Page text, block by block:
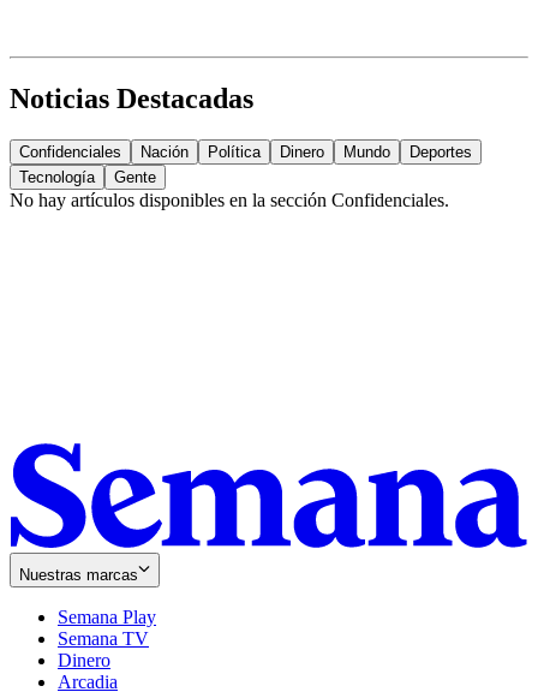
Noticias Destacadas
Confidenciales Nación Política Dinero Mundo
Deportes
Tecnología
Gente
No hay artículos disponibles en la sección Confidenciales.
Nuestras marcas
Semana Play
Semana TV
Dinero
Arcadia